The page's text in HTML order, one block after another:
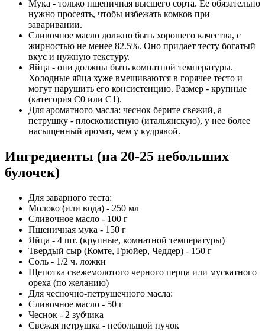
Мука - только пшеничная высшего сорта. Ее обязательно
нужно просеять, чтобы избежать комков при
заваривании.
Сливочное масло должно быть хорошего качества, с
жирностью не менее 82.5%. Оно придает тесту богатый
вкус и нужную текстуру.
Яйца - они должны быть комнатной температуры.
Холодные яйца хуже вмешиваются в горячее тесто и
могут нарушить его консистенцию. Размер - крупные
(категория C0 или C1).
Для ароматного масла: чеснок берите свежий, а
петрушку - плосколистную (итальянскую), у нее более
насыщенный аромат, чем у кудрявой.
Ингредиенты (на 20-25 небольших
булочек)
Для заварного теста:
Молоко (или вода) - 250 мл
Сливочное масло - 100 г
Пшеничная мука - 150 г
Яйца - 4 шт. (крупные, комнатной температуры)
Твердый сыр (Комте, Грюйер, Чеддер) - 150 г
Соль - 1/2 ч. ложки
Щепотка свежемолотого черного перца или мускатного
ореха (по желанию)
Для чесночно-петрушечного масла:
Сливочное масло - 50 г
Чеснок - 2 зубчика
Свежая петрушка - небольшой пучок